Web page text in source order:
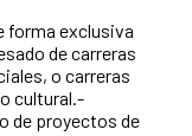
forma exclusiva
de carreras
o carreras
cultural.-
de proyectos de